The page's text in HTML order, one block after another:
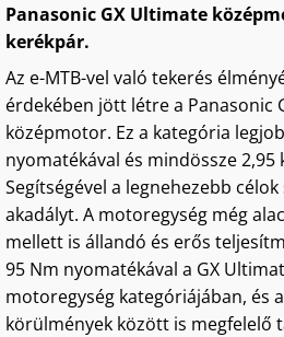
Panasonic GX Ultimate
kerékpár.
Az e-MTB-vel való tekerés
érdekében jött létre a Panasonic
középmotor. Ez a kategória
nyomatékával és mindössze 2,95
Segítségével a legnehezebb
akadályt. A motoregység még
mellett is állandó és erős
95 Nm nyomatékával a GX
motoregység kategóriájában, és
körülmények között is megfelelő